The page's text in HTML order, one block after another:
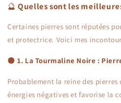
🔮Quelles sont les
Certaines pierres sont réputées
et protectrice. Voici mes
🌑1. La Tourmaline Noire :
Probablement la reine des pierres
énergies négatives et favorise la